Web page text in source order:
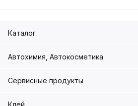
Каталог
Автохимия, Автокосметика
Сервисные продукты
Клей